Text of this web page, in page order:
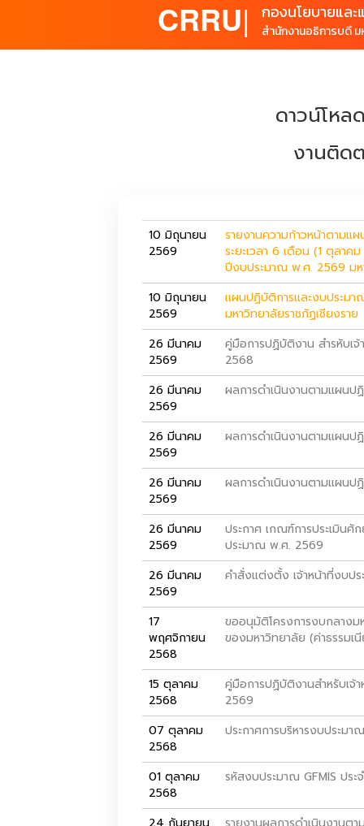
CRRU| กองนโยบายและ
สำนักงานอธิการบดี
ดาวน์โหล
งานติด
10 มิถุนายน
2569
รายงานความก้าวหน้าตามแ
ระยะเวลา 6 เดือน (1 ตุลา
ปีงบประมาณ พ.ศ. 2569 มห
10 มิถุนายน
2569
แผนปฏิบัติการและงบประม
มหาวิทยาลัยราชภัฏเชียงราย
26 มีนาคม
2569
คู่มือการปฏิบัติงาน สำรหับเ
2568
26 มีนาคม
2569
ผลการดำเนินงานตามแผนป
26 มีนาคม
2569
ผลการดำเนินงานตามแผนป
26 มีนาคม
2569
ผลการดำเนินงานตามแผนป
26 มีนาคม
2569
ประกาศ เกณฑ์การประเมินศั
ประมาณ พ.ศ. 2569
26 มีนาคม
2569
คำสั่งแต่งตั้ง เจ้าหน้าที่งบป
17
พฤศจิกายน
2568
ขออนุมัติโครงการงบกลางม
ของมหาวิทยาลัย (ค่าธรรม
15 ตุลาคม
2568
คู่มือการปฏิบัติงานสำหรับเจ้
2569
07 ตุลาคม
2568
ประกาศการบริหารงบประม
01 ตุลาคม
2568
รหัสงบประมาณ GFMIS ปร